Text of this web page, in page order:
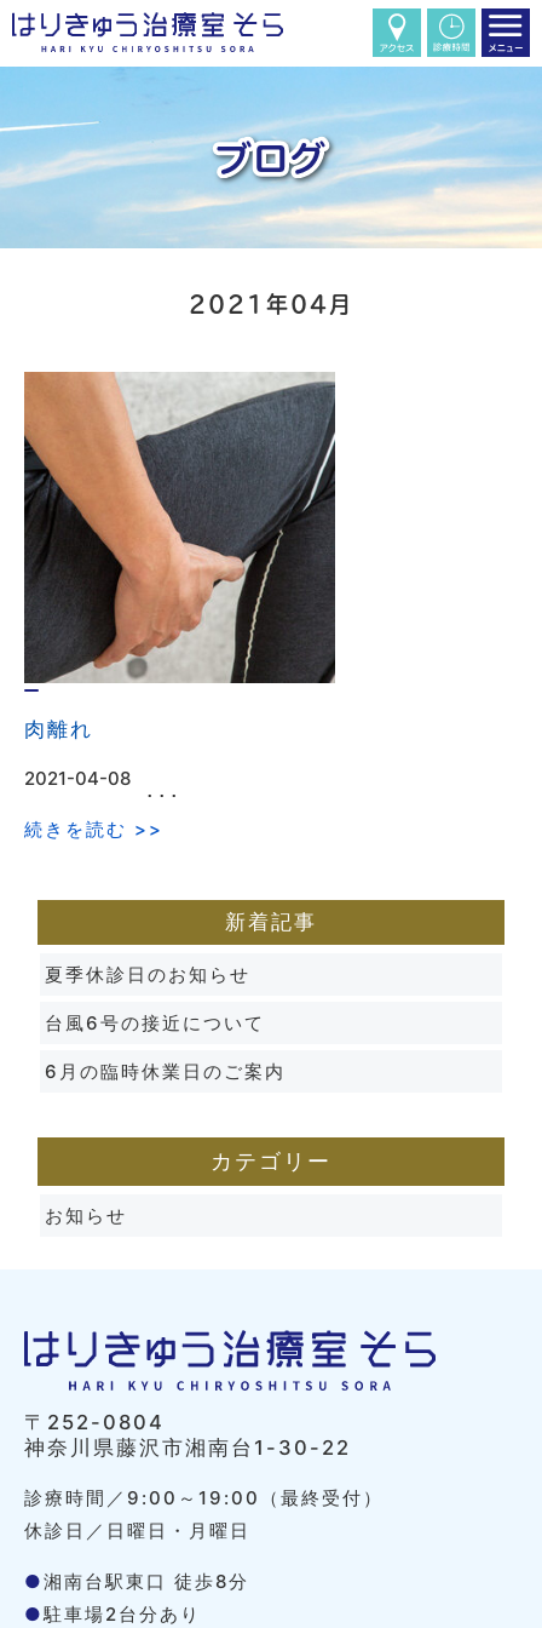
2021年04月
肉離れ
2021-04-08
･･･
続きを読む >>
新着記事
夏季休診日のお知らせ
台風6号の接近について
6月の臨時休業日のご案内
カテゴリー
お知らせ
〒252-0804
神奈川県藤沢市湘南台1-30-22
診療時間／9:00～19:00（最終受付）
休診日／日曜日・月曜日
●湘南台駅東口 徒歩8分
●駐車場2台分あり